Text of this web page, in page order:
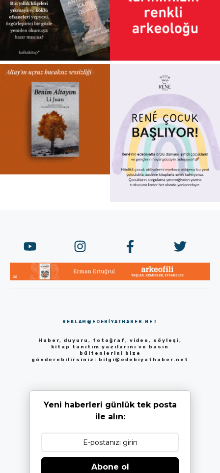
REKLAM@EDEBIYATHABER.NET
Haber, duyuru, fotoğraf, video, söyleşi,
kitap tanıtım yazılarını ve basın
bültenlerini bize
gönderebilirsiniz:
bilgi@edebiyathaber.net
Yeni haberleri günlük tek posta
ile alın:
Abone ol